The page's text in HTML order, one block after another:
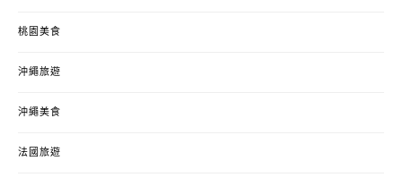
桃園美食
沖繩旅遊
沖繩美食
法國旅遊